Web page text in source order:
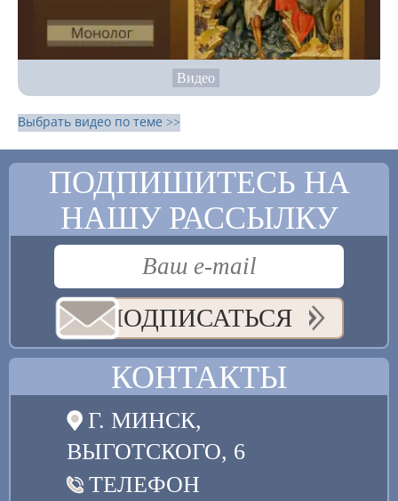
Видео
Выбрать видео по теме >>
ПОДПИШИТЕСЬ НА
НАШУ РАССЫЛКУ
ПОДПИСАТЬСЯ
КОНТАКТЫ
Г. МИНСК,
ВЫГОТСКОГО, 6
ТЕЛЕФОН